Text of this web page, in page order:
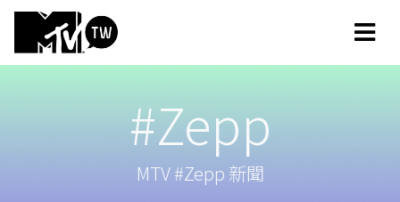
#Zepp
MTV #Zepp 新聞